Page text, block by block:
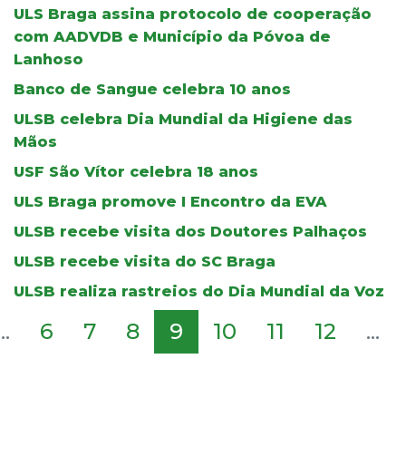
ULS Braga assina protocolo de cooperação
com AADVDB e Município da Póvoa de
Lanhoso
Banco de Sangue celebra 10 anos
ULSB celebra Dia Mundial da Higiene das
Mãos
USF São Vítor celebra 18 anos
ULS Braga promove I Encontro da EVA
ULSB recebe visita dos Doutores Palhaços
ULSB recebe visita do SC Braga
ULSB realiza rastreios do Dia Mundial da Voz
6 7 8 9 10 11 12 ...